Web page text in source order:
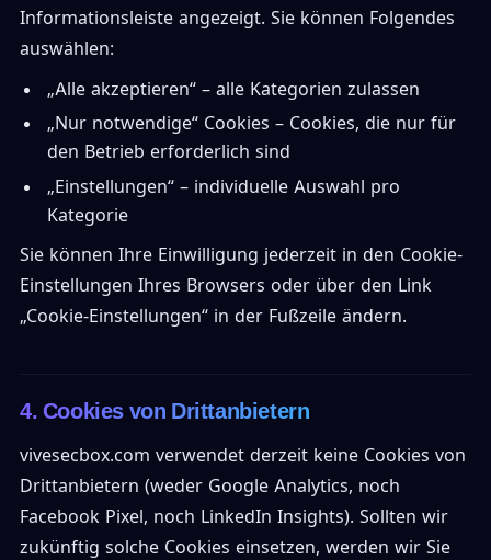
Informationsleiste angezeigt. Sie können Folgendes
auswählen:
„Alle akzeptieren“ – alle Kategorien zulassen
„Nur notwendige“ Cookies – Cookies, die nur für
den Betrieb erforderlich sind
„Einstellungen“ – individuelle Auswahl pro
Kategorie
Sie können Ihre Einwilligung jederzeit in den Cookie-
Einstellungen Ihres Browsers oder über den Link
„Cookie-Einstellungen“ in der Fußzeile ändern.
4. Cookies von Drittanbietern
vivesecbox.com verwendet derzeit keine Cookies von
Drittanbietern (weder Google Analytics, noch
Facebook Pixel, noch LinkedIn Insights). Sollten wir
zukünftig solche Cookies einsetzen, werden wir Sie